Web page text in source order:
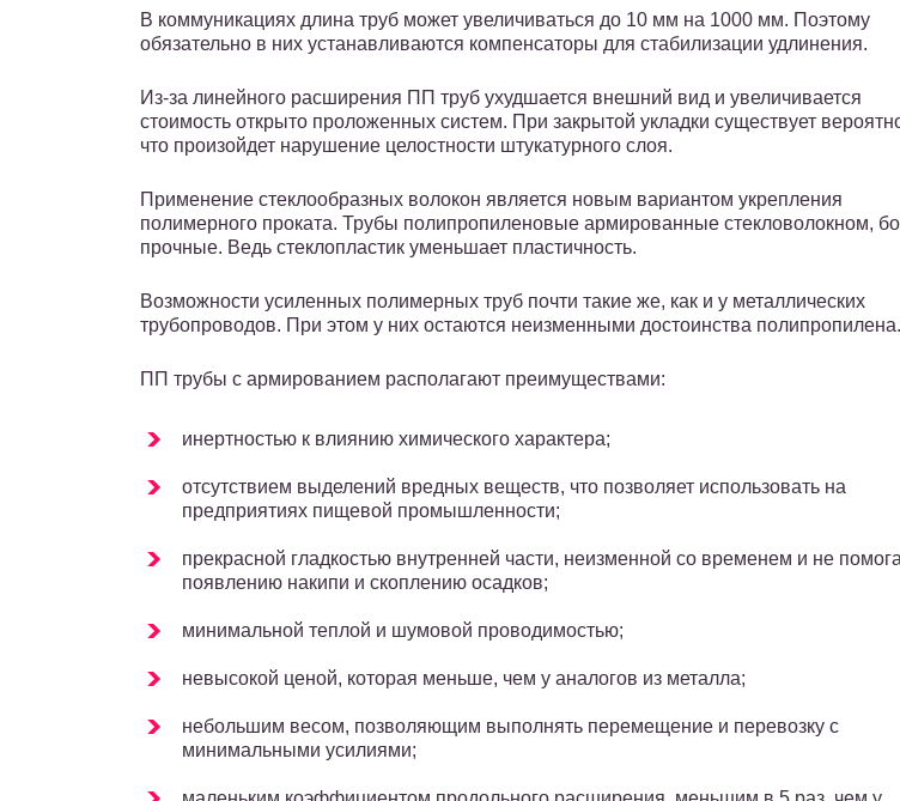
В коммуникациях длина труб может увеличиваться до 10 мм на 1000 мм. Поэтому
обязательно в них устанавливаются компенсаторы для стабилизации удлинения.
Из-за линейного расширения ПП труб ухудшается внешний вид и увеличивается
стоимость открыто проложенных систем. При закрытой укладки существует
что произойдет нарушение целостности штукатурного слоя.
Применение стеклообразных волокон является новым вариантом укрепления
полимерного проката. Трубы полипропиленовые армированные стекловолокном,
прочные. Ведь стеклопластик уменьшает пластичность.
Возможности усиленных полимерных труб почти такие же, как и у металлических
трубопроводов. При этом у них остаются неизменными достоинства полипропилена.
ПП трубы с армированием располагают преимуществами:
инертностью к влиянию химического характера;
отсутствием выделений вредных веществ, что позволяет использовать на
предприятиях пищевой промышленности;
прекрасной гладкостью внутренней части, неизменной со временем и не
появлению накипи и скоплению осадков;
минимальной теплой и шумовой проводимостью;
невысокой ценой, которая меньше, чем у аналогов из металла;
небольшим весом, позволяющим выполнять перемещение и перевозку с
минимальными усилиями;